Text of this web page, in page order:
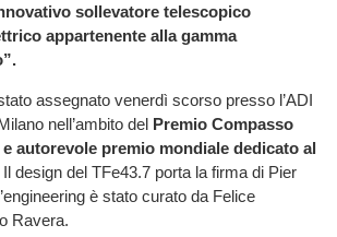
sollevatore telescopico
appartenente alla gamma
assegnato venerdì scorso presso l’ADI
nell’ambito del Premio Compasso
autorevole premio mondiale dedicato al
Il design del TFe43.7 porta la firma di Pier
è stato curato da Felice
Ravera.